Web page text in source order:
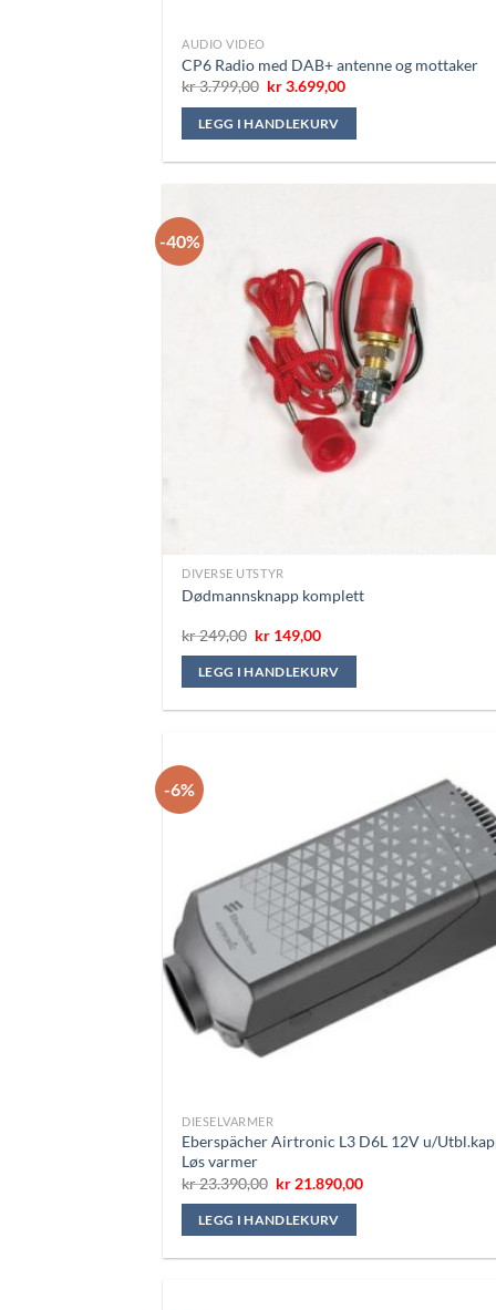
AUDIO VIDEO
CP6 Radio med DAB+ antenne og mottaker
kr3.799,00 Opprinnelig
var:
kr 3.799,00.
kr3.699,00Nåværende
LEGG I HANDLEKURV
-40%
DIVERSE UTSTYR
Dødmannsknapp komplett
kr249,00 Opprinnelig
var:
kr 249,00.
kr 149,00Nåværende
er:
kr 149,00.
LEGG I HANDLEKURV
-6%
DIESELVARMER
Eberspächer Airtronic L3 D6L 12V u/
Løs varmer
kr23.390,00 Opprinnelig
var:
kr 23.390,00.
kr 21.890,00Nåværende
LEGG I HANDLEKURV